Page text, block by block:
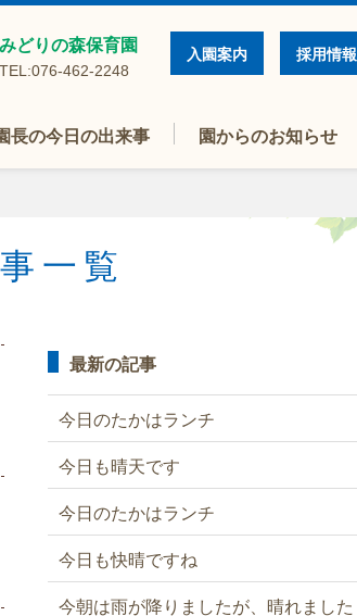
長の今日の出来事 園からのお知らせ
みどりの森保育園
TEL:076-462-2248
入園案内 採用情報
一覧
最新の記事
今日のたかはランチ
今日も晴天です
今日のたかはランチ
今日も快晴ですね
今朝は雨が降りましたが、晴れました